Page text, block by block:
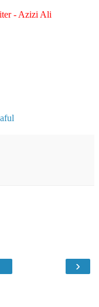
- Azizi Ali
›